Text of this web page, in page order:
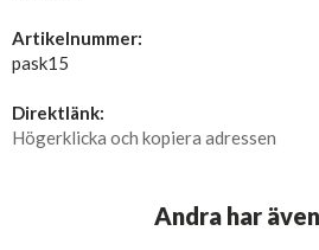
Artikelnummer:
pask15
Direktlänk:
Högerklicka och kopiera adressen
Andra har